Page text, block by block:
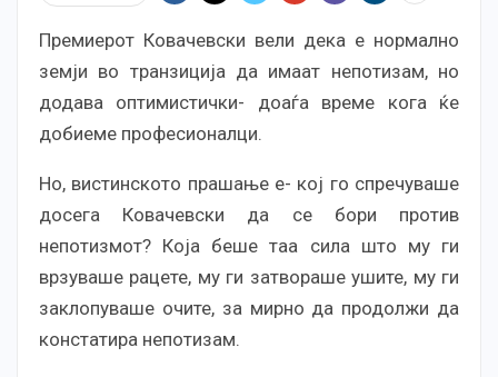
Премиерот Ковачевски вели дека е нормално
земји во транзиција да имаат непотизам, но
додава оптимистички- доаѓа време кога ќе
добиеме професионалци.
Но, вистинското прашање е- кој го спречуваше
досега Ковачевски да се бори против
непотизмот? Која беше таа сила што му ги
врзуваше рацете, му ги затвораше ушите, му ги
заклопуваше очите, за мирно да продолжи да
констатира непотизам.